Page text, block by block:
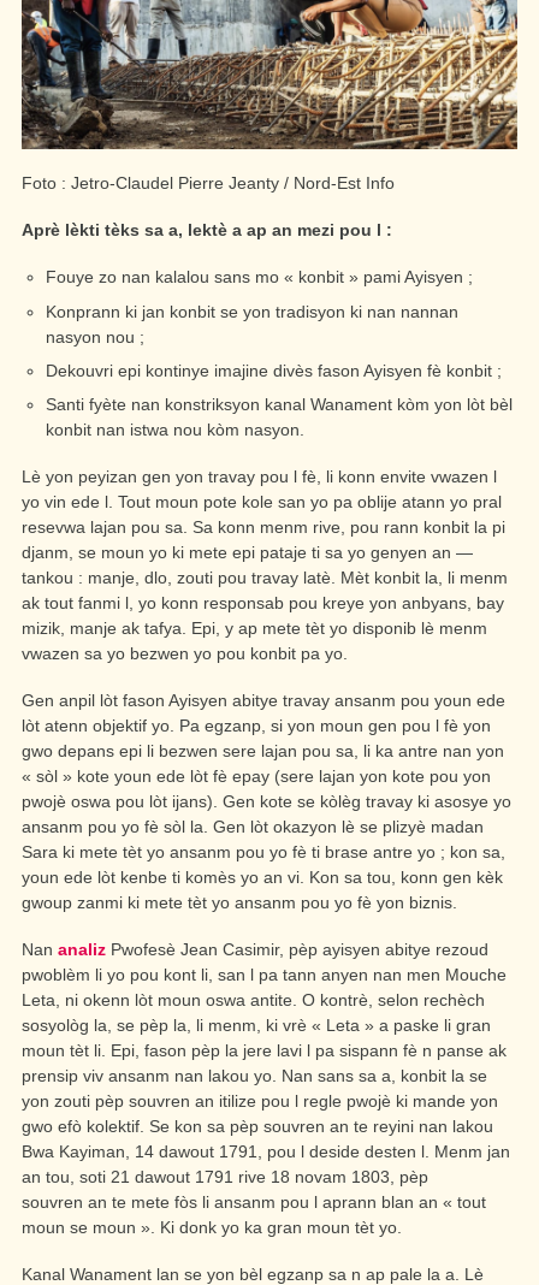
Foto : Jetro-Claudel Pierre Jeanty / Nord-Est Info
Aprè lèkti tèks sa a, lektè a ap an mezi pou l :
Fouye zo nan kalalou sans mo « konbit » pami Ayisyen ;
Konprann ki jan konbit se yon tradisyon ki nan nannan
nasyon nou ;
Dekouvri epi kontinye imajine divès fason Ayisyen fè konbit ;
Santi fyète nan konstriksyon kanal Wanament kòm yon lòt bèl
konbit nan istwa nou kòm nasyon.
Lè yon peyizan gen yon travay pou l fè, li konn envite vwazen l
yo vin ede l. Tout moun pote kole san yo pa oblije atann yo pral
resevwa lajan pou sa. Sa konn menm rive, pou rann konbit la pi
djanm, se moun yo ki mete epi pataje ti sa yo genyen an —
tankou : manje, dlo, zouti pou travay latè. Mèt konbit la, li menm
ak tout fanmi l, yo konn responsab pou kreye yon anbyans, bay
mizik, manje ak tafya. Epi, y ap mete tèt yo disponib lè menm
vwazen sa yo bezwen yo pou konbit pa yo.
Gen anpil lòt fason Ayisyen abitye travay ansanm pou youn ede
lòt atenn objektif yo. Pa egzanp, si yon moun gen pou l fè yon
gwo depans epi li bezwen sere lajan pou sa, li ka antre nan yon
« sòl » kote youn ede lòt fè epay (sere lajan yon kote pou yon
pwojè oswa pou lòt ijans). Gen kote se kòlèg travay ki asosye yo
ansanm pou yo fè sòl la. Gen lòt okazyon lè se plizyè madan
Sara ki mete tèt yo ansanm pou yo fè ti brase antre yo ; kon sa,
youn ede lòt kenbe ti komès yo an vi. Kon sa tou, konn gen kèk
gwoup zanmi ki mete tèt yo ansanm pou yo fè yon biznis.
Nan analiz Pwofesè Jean Casimir, pèp ayisyen abitye rezoud
pwoblèm li yo pou kont li, san l pa tann anyen nan men Mouche
Leta, ni okenn lòt moun oswa antite. O kontrè, selon rechèch
sosyològ la, se pèp la, li menm, ki vrè « Leta » a paske li gran
moun tèt li. Epi, fason pèp la jere lavi l pa sispann fè n panse ak
prensip viv ansanm nan lakou yo. Nan sans sa a, konbit la se
yon zouti pèp souvren an itilize pou l regle pwojè ki mande yon
gwo efò kolektif. Se kon sa pèp souvren an te reyini nan lakou
Bwa Kayiman, 14 dawout 1791, pou l deside desten l. Menm jan
an tou, soti 21 dawout 1791 rive 18 novam 1803, pèp
souvren an te mete fòs li ansanm pou l aprann blan an « tout
moun se moun ». Ki donk yo ka gran moun tèt yo.
Kanal Wanament lan se yon bèl egzanp sa n ap pale la a. Lè